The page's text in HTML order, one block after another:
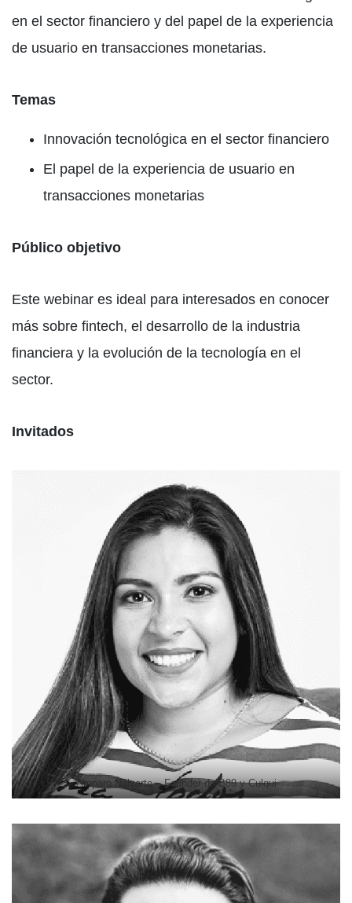
en el sector financiero y del papel de la experiencia
de usuario en transacciones monetarias.
Temas
Innovación tecnológica en el sector financiero
El papel de la experiencia de usuario en
transacciones monetarias
Público objetivo
Este webinar es ideal para interesados en conocer
más sobre fintech, el desarrollo de la industria
financiera y la evolución de la tecnología en el
sector.
Invitados
Amparo Nalvarte – Founder de B89 y Culqui